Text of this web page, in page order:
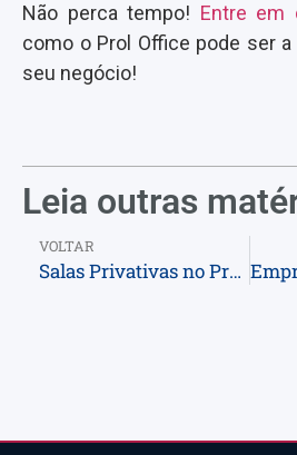
Não perca tempo! Entre em
como o Prol Office pode ser
seu negócio!
Leia outras
VOLTAR
Salas Privativas no Prol Office